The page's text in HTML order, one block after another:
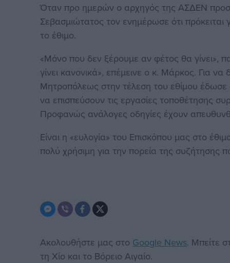
Όταν προ ημερών ο αρχηγός της ΑΣΔΕΝ
Σεβασμιώτατος τον ενημέρωσε ότι πρόκειται
το έθιμο.
«Μόνο που δεν ξέρουμε αν φέτος θα γίνει»,
γίνει κανονικά», επέμεινε ο κ. Μάρκος. Για
Μητροπόλεως στην τέλεση του εθίμου έδωσε
να επισπεύσουν τις εργασίες τοποθέτησης
Προφανώς ανάλογες οδηγίες έχουν
Είναι η «ευλογία» του Επισκόπου μας στο
πολύ χρήσιμη για την πορεία της συζήτησης
Ακολουθήστε μας στο Google News. Μπείτε
τη Χίο και το Βόρειο Αιγαίο.